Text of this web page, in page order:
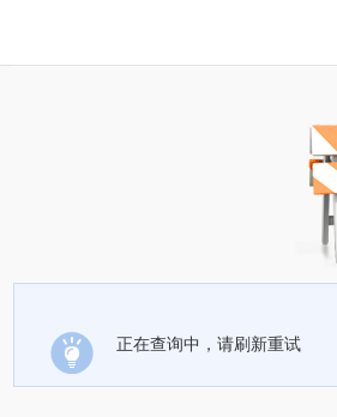
正在查询中，请刷新重试